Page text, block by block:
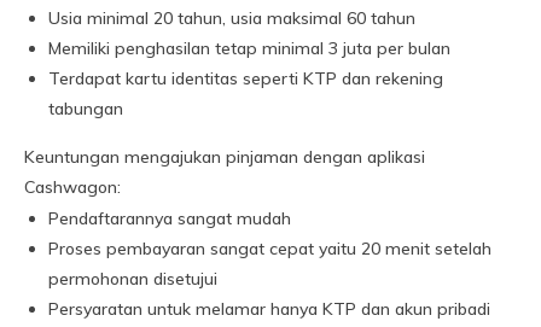
Usia minimal 20 tahun, usia maksimal 60 tahun
Memiliki penghasilan tetap minimal 3 juta per bulan
Terdapat kartu identitas seperti KTP dan rekening
tabungan
Keuntungan mengajukan pinjaman dengan aplikasi
Cashwagon:
Pendaftarannya sangat mudah
Proses pembayaran sangat cepat yaitu 20 menit setelah
permohonan disetujui
Persyaratan untuk melamar hanya KTP dan akun pribadi